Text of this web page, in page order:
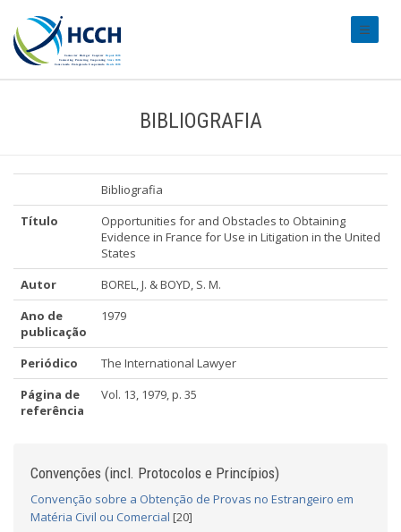
BIBLIOGRAFIA
Bibliografia
Título
Opportunities for and Obstacles to Obtaining
Evidence in France for Use in Litigation in the United
States
Autor
BOREL, J. & BOYD, S. M.
Ano de
publicação
1979
Periódico
The International Lawyer
Página de
referência
Vol. 13, 1979, p. 35
Convenções (incl. Protocolos e Princípios)
Convenção sobre a Obtenção de Provas no Estrangeiro em
Matéria Civil ou Comercial [20]